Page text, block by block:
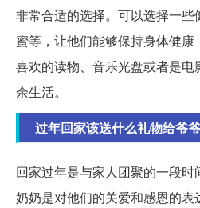
非常合适的选择。可以选择一
蜜等，让他们能够保持身体健
喜欢的读物、音乐光盘或者是
余生活。
过年回家该送什么礼物给爷
回家过年是与家人团聚的一段
奶奶是对他们的关爱和感恩的